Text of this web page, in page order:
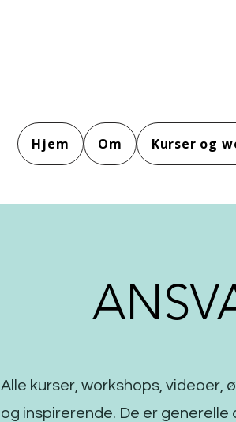
Hjem Om Kurser og
Alle kurser, workshops,
og inspirerende. De er generelle